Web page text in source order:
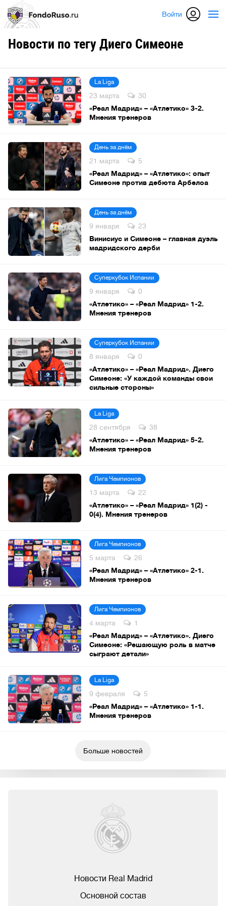
Войти
Новости по тегу Диего Симеоне
La Liga
23 марта
30
«Реал Мадрид» – «Атлетико» 3-2.
Мнения тренеров
День за днём
21 марта
5
«Реал Мадрид» – «Атлетико»: опыт
Симеоне против дебюта Арбелоа
День за днём
9 января
23
Винисиус и Симеоне – главная дуэль
мадридского дерби
Суперкубок Испании
9 января
0
«Атлетико» – «Реал Мадрид» 1-2.
Мнения тренеров
Суперкубок Испании
8 января
0
«Атлетико» – «Реал Мадрид». Диего
Симеоне: «У каждой команды свои
сильные стороны»
La Liga
28 сентября
38
«Атлетико» – «Реал Мадрид» 5-2.
Мнения тренеров
Лига Чемпионов
13 марта
22
«Атлетико» – «Реал Мадрид» 1(2) -
0(4). Мнения тренеров
Лига Чемпионов
5 марта
26
«Реал Мадрид» – «Атлетико» 2-1.
Мнения тренеров
Лига Чемпионов
4 марта
1
«Реал Мадрид» – «Атлетико». Диего
Симеоне: «Решающую роль в матче
сыграют детали»
La Liga
9 февраля
5
«Реал Мадрид» – «Атлетико» 1-1.
Мнения тренеров
Больше новостей
Новости Real Madrid
Основной состав